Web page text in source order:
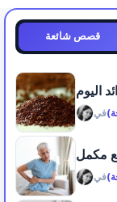
قصص شائعة
اليوم
في
في